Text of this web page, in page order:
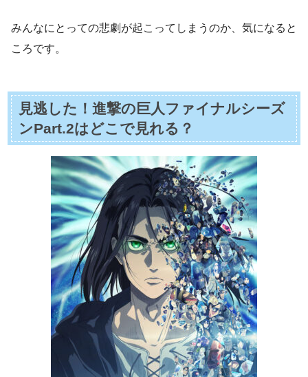
みんなにとっての悲劇が起こってしまうのか、気になると
ころです。
見逃した！進撃の巨人ファイナルシーズ
ンPart.2はどこで見れる？